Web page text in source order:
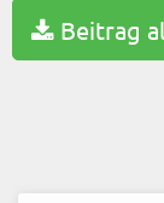
Beitrag